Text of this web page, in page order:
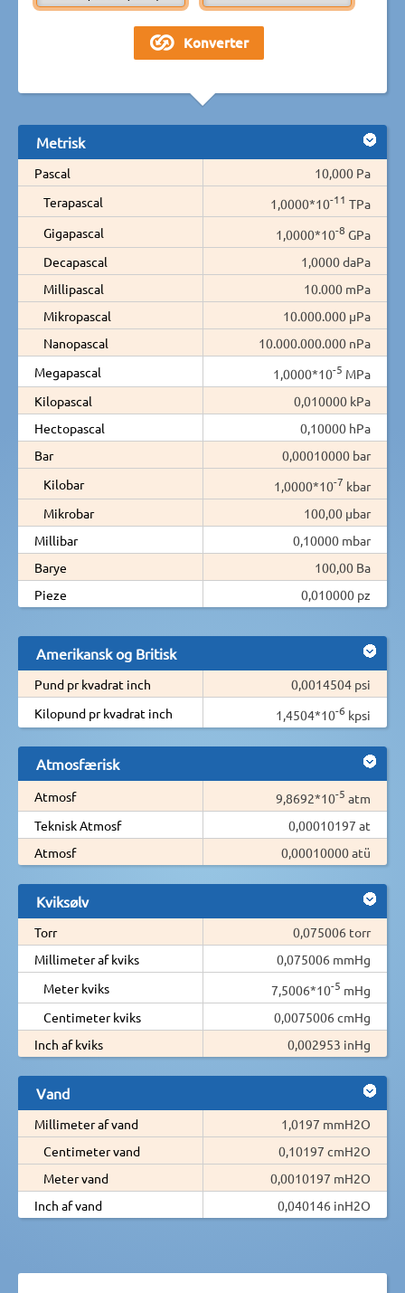
Metrisk
Pascal
10,000 Pa
Terapascal
1,0000*10-11 TPa
Gigapascal
1,0000*10-8 GPa
Decapascal
1,0000 daPa
Millipascal
10.000 mPa
Mikropascal
10.000.000 µPa
Nanopascal
10.000.000.000 nPa
Megapascal
1,0000*10-5 MPa
Kilopascal
0,010000 kPa
Hectopascal
0,10000 hPa
Bar
0,00010000 bar
Kilobar
1,0000*10-7 kbar
Mikrobar
100,00 µbar
Millibar
0,10000 mbar
Barye
100,00 Ba
Pieze
0,010000 pz
Amerikansk og Britisk
Pund pr kvadrat inch
0,0014504 psi
Kilopund pr kvadrat inch
1,4504*10-6 kpsi
Atmosfærisk
Atmosf 9,8692*10-5 atm
Teknisk Atmosf
0,00010197 at
Atmosf
0,00010000 atü
Kviksølv
Torr
0,075006 torr
Millimeter af kviks
0,075006 mmHg
Meter kviks
7,5006*10-5 mHg
Centimeter kviks
0,0075006 cmHg
Inch af kviks
0,002953 inHg
Vand
Millimeter af vand
1,0197 mmH2O
Centimeter vand
0,10197 cmH2O
Meter vand
0,0010197 mH2O
Inch af vand
0,040146 inH2O